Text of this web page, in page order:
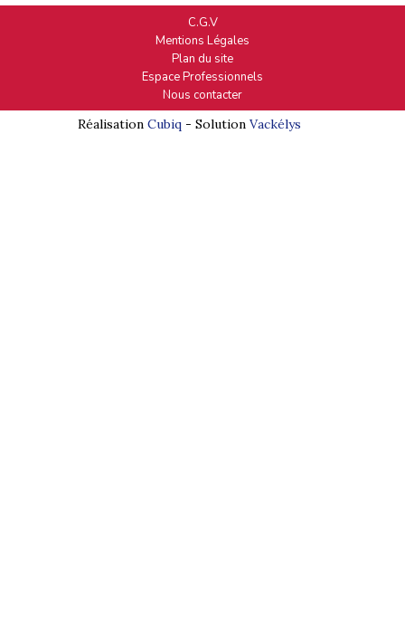
C.G.V
Mentions Légales
Plan du site
Espace Professionnels
Nous contacter
Réalisation Cubiq- Solution Vackélys